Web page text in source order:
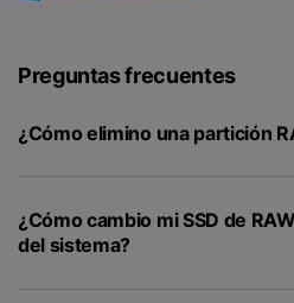
Preguntas frecuentes
¿Cómo elimino una partición
¿Cómo cambio mi SSD de
del sistema?